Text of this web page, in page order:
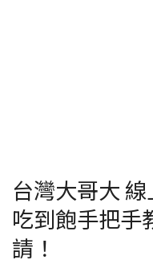
台灣大哥大
吃到飽手把手
請！